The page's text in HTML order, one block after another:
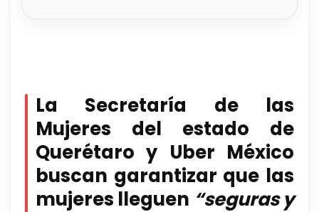
La Secretaría de las
Mujeres del estado de
Querétaro y Uber México
buscan garantizar que las
mujeres lleguen “seguras y